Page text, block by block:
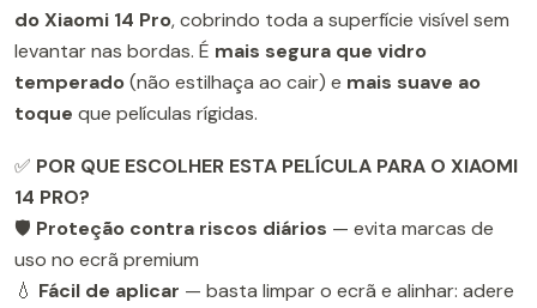
do Xiaomi 14 Pro, cobrindo toda a superfície visível sem
levantar nas bordas. É mais segura que vidro
temperado(não estilhaça ao cair) e mais suave ao
toque que películas rígidas.
✅ POR QUE ESCOLHER ESTA PELÍCULA PARA O XIAOMI
14 PRO?
🛡️ Proteção contra riscos diários — evita marcas de
uso no ecrã premium
💧 Fácil de aplicar — basta limpar o ecrã e alinhar: adere